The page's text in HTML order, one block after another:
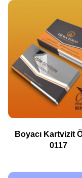
Boyacı Kartvizit
0117